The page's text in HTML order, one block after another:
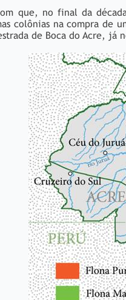
que, no final da
colônias na compra de
de Boca do Acre, já